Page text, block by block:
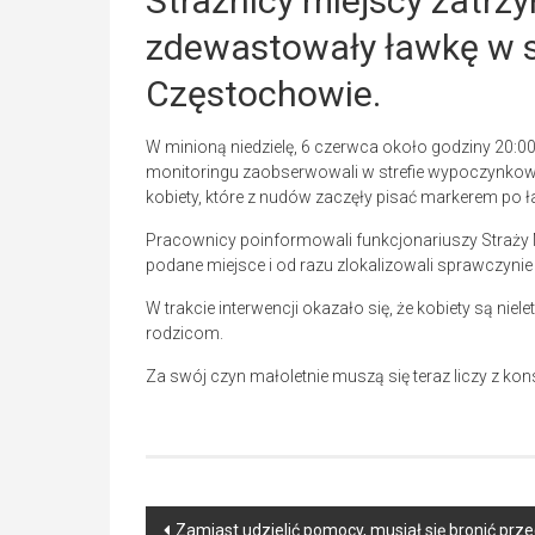
zdewastowały ławkę
Częstochowie.
W minioną niedzielę, 6 czerwca około godziny
monitoringu zaobserwowali w strefie
kobiety, które z nudów zaczęły pisać markerem po
Pracownicy poinformowali funkcjonariuszy Straży
podane miejsce i od razu zlokalizowali
W trakcie interwencji okazało się, że kobiety są
rodzicom.
Za swój czyn małoletnie muszą się teraz liczy z
Post
Zamiast udzielić pomocy, musiał się bronić